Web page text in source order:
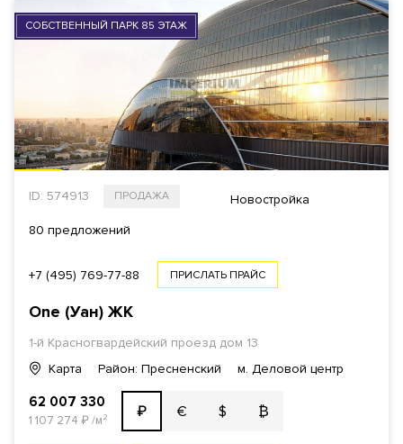
СОБСТВЕННЫЙ ПАРК 85 ЭТАЖ
ID: 574913 ПРОДАЖА Новостройка
80 предложений
+7 (495) 769-77-88 ПРИСЛАТЬ ПРАЙС
One (Уан) ЖК
1-й Красногвардейский проезд дом 13
Карта
Район: Пресненский м. Деловой центр
62 007 330
1 107 274 ₽/м² ₽ € $ ₿